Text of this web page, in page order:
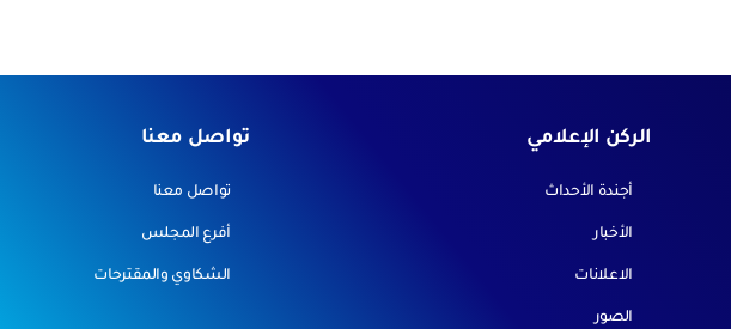
الركن الإعلامي
أجندة الأحداث
الأخبار
الاعلانات
الصور
تواصل معنا
تواصل معنا
أفرع المجلس
الشكاوي والمقترحات